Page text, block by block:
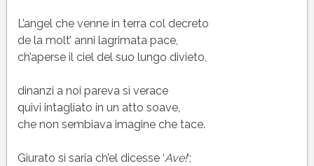
L’angel che venne in terra col decreto
de la molt’ anni lagrimata pace,
ch’aperse il ciel del suo lungo divieto,
dinanzi a noi pareva sì verace
quivi intagliato in un atto soave,
che non sembiava imagine che tace.
Giurato si saria ch’el dicesse ‘Ave!‘;